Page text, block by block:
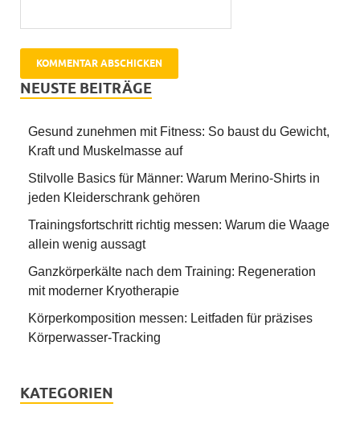
NEUSTE BEITRÄGE
Gesund zunehmen mit Fitness: So baust du Gewicht,
Kraft und Muskelmasse auf
Stilvolle Basics für Männer: Warum Merino-Shirts in
jeden Kleiderschrank gehören
Trainingsfortschritt richtig messen: Warum die Waage
allein wenig aussagt
Ganzkörperkälte nach dem Training: Regeneration
mit moderner Kryotherapie
Körperkomposition messen: Leitfaden für präzises
Körperwasser-Tracking
KATEGORIEN